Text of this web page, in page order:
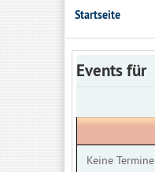
Startseite
Events für
Keine Termine